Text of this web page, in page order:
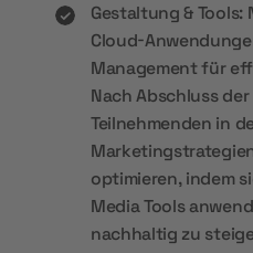
Gestaltung &
Cloud-
Management für
Nach Abschluss
Teilnehmenden in
optimieren, indem
Media Tools
nachhaltig zu